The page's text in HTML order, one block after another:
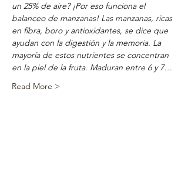
un 25% de aire? ¡Por eso funciona el
balanceo de manzanas! Las manzanas, ricas
en fibra, boro y antioxidantes, se dice que
ayudan con la digestión y la memoria. La
mayoría de estos nutrientes se concentran
en la piel de la fruta. Maduran entre 6 y 7…
Read More >